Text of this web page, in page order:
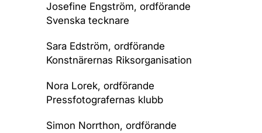
Josefine Engström, ordförande
Svenska tecknare
Sara Edström, ordförande
Konstnärernas Riksorganisation
Nora Lorek, ordförande
Pressfotografernas klubb
Simon Norrthon, ordförande